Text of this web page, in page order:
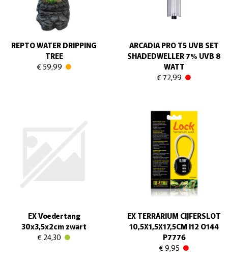
REPTO WATER DRIPPING
TREE
€ 59,99
ARCADIA PRO T5 UVB SET
SHADEDWELLER 7% UVB 8
WATT
€ 72,99
EX Voedertang
30x3,5x2cm zwart
€ 24,30
EX TERRARIUM CIJFERSLOT
10,5X1,5X17,5CM I12 O144
P7776
€ 9,95